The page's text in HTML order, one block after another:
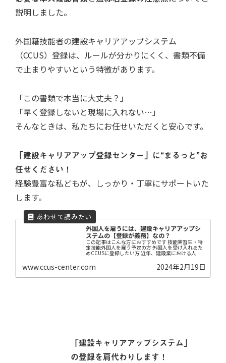
説明しました。
外国籍技能者の建設キャリアアップシステム
（CCUS）登録は、ルールが分かりにくく、書類不備
で止まりやすいという特徴があります。
「この書類で本当に大丈夫？」
「早く登録しないと現場に入れない…」
そんなときは、私たちにお任せいただくと安心です。
「建設キャリアアップ登録センター」に“まるっと”お
任せください！
経験豊富な私どもが、しっかり・丁寧にサポートいた
します。
外国人を雇うには、建設キャリアアップシ
ステムの【登録が義務】なの？
この記事はこんな方におすすめです 技能実習生・特
定技能外国人を雇う予定の方 外国人を受け入れるた
めCCUSに登録したい方 近年、建設業における人材
注目されています。 しかし、外国人労働者を雇用
す...
www.ccus-center.com 2024年2月19日
「建設キャリアアップシステム」
の登録を肩代わりします！